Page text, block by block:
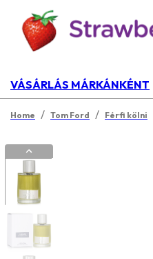
VÁSÁRLÁS MÁRKÁNKÉNT
Home / Tom Ford / Férfi kölni